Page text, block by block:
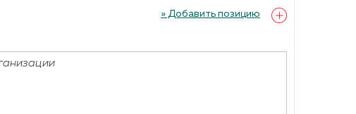
» Добавить позицию